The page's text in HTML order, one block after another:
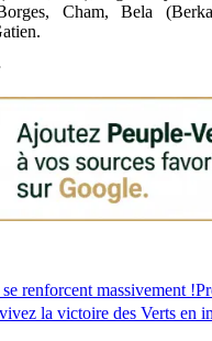
Cham, Bela
renforcent massivement !
la victoire des Verts en